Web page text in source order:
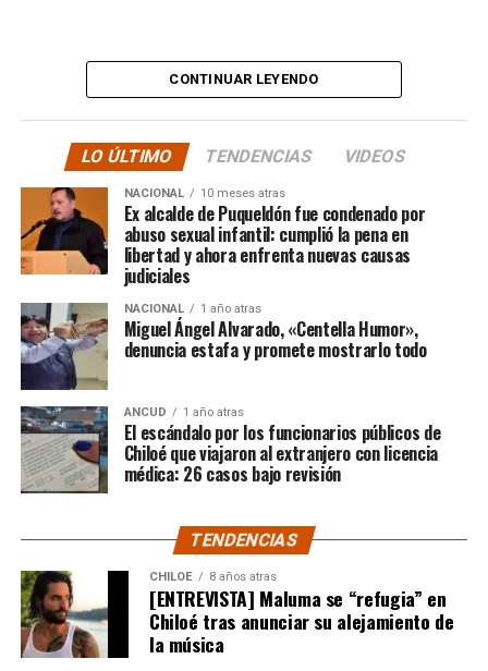
tele y donde sea para
hacer justicia.”
quienes lo han acompañado desde que compartió lo
ocurrido:
“Gracias a todos por el
apoyo!!!!”
Por el momento, las personas aludidas no han emitido
declaraciones públicas. La historia, según Centella,
recién comienza y, el mencionado posteo, ha generado
comentarios de todo tipo, en su gran mayoría, a favor
del humorista de Punta Arenas.
CONTINUAR LEYENDO
LO ÚLTIMO TENDENCIAS VIDEOS
NACIONAL 10 meses atras
Ex alcalde de Puqueldón fue condenado por
abuso sexual infantil: cumplió la pena en
libertad y ahora enfrenta nuevas causas
judiciales
NACIONAL 1 año atras
Miguel Ángel Alvarado, «Centella Humor»,
denuncia estafa y promete mostrarlo todo
ANCUD 1 año atras
El escándalo por los funcionarios públicos de
Chiloé que viajaron al extranjero con licencia
médica: 26 casos bajo revisión
TENDENCIAS
CHILOE 8 años atras
[ENTREVISTA] Maluma se “refugia” en
Chiloé tras anunciar su alejamiento de
la música